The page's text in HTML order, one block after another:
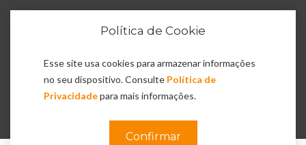
Política de Cookie
Esse site usa cookies para armazenar informações
no seu dispositivo. Consulte Política de
Privacidadepara mais informações.
Confirmar
0